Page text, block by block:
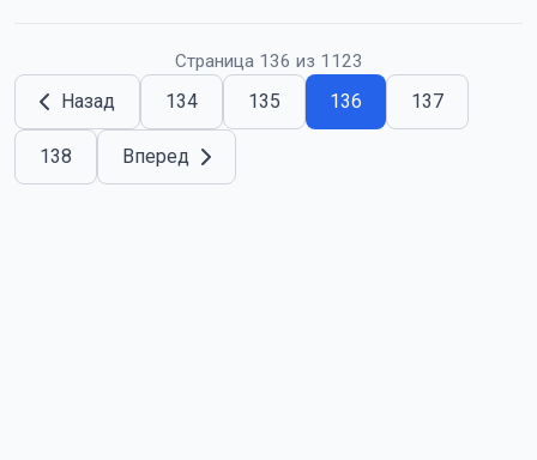
Страница 136 из 1123
Назад 134 135 136 137
138 Вперед